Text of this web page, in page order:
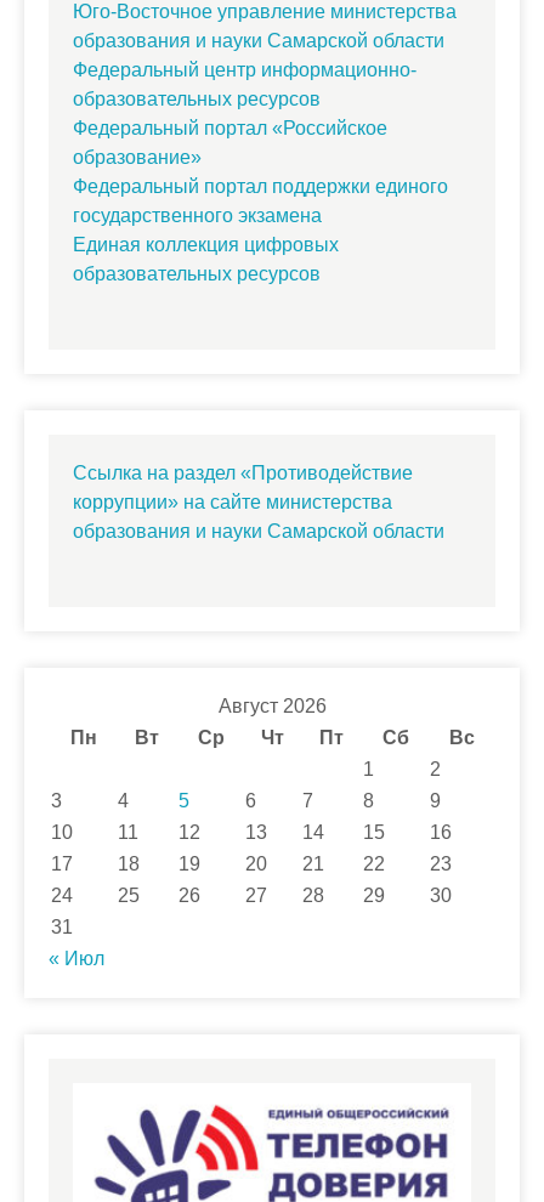
Юго-Восточное управление министерства
образования и науки Самарской области
Федеральный центр информационно-
образовательных ресурсов
Федеральный портал «Российское
образование»
Федеральный портал поддержки единого
государственного экзамена
Единая коллекция цифровых
образовательных ресурсов
Ссылка на раздел «Противодействие
коррупции» на сайте министерства
образования и науки Самарской области
Август 2026
Пн
Вт Ср Чт Пт Сб
Вс
1
2
3
4 5 6 7 8
9
10
11 12 13 14 15
16
17
18 19 20 21 22
23
24
25 26 27 28 29
30
31
« Июл